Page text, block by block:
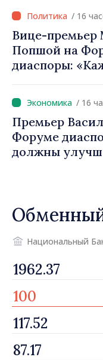
фонды для
Игорь Гросу:
преодолеть
дать
шанс
/ 16
Вице-премьер
Попшой на
диаспоры:
вносит вклад в
продвижение
Республики
/ 16
Премьер
Форуме
должны
Национальный